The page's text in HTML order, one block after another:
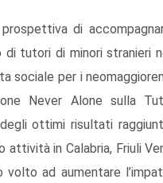
di
di tutori di minori stranieri
sociale per i
Never Alone sulla
ottimi risultati
attività in Calabria, Friuli
volto ad aumentare